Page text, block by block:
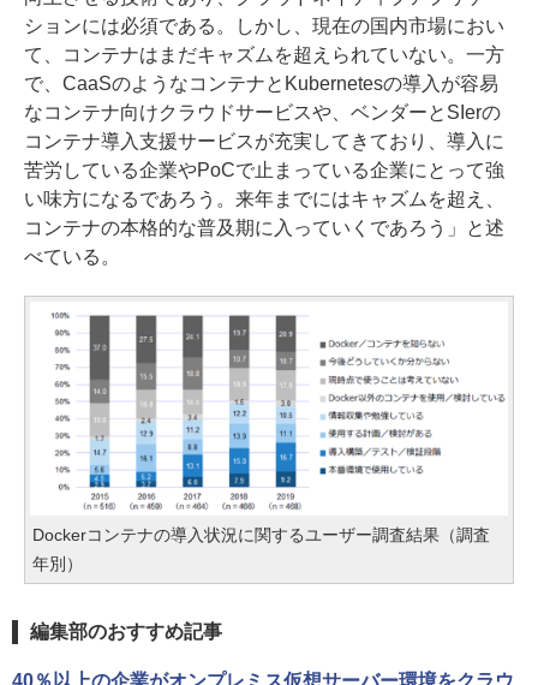
ションには必須である。しかし、現在の国内市場におい
て、コンテナはまだキャズムを超えられていない。一方
で、CaaSのようなコンテナとKubernetesの導入が容易
なコンテナ向けクラウドサービスや、ベンダーとSIerの
コンテナ導入支援サービスが充実してきており、導入に
苦労している企業やPoCで止まっている企業にとって強
い味方になるであろう。来年までにはキャズムを超え、
コンテナの本格的な普及期に入っていくであろう」と述
べている。
Dockerコンテナの導入状況に関するユーザー調査結果（調査
年別）
編集部のおすすめ記事